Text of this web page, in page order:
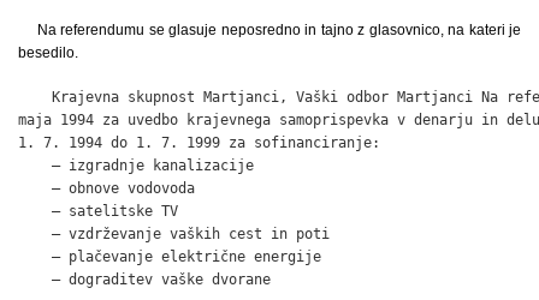
Na referendumu se glasuje neposredno in tajno z glasovnico, na kateri je
besedilo.
Krajevna skupnost Martjanci, Vaški odbor Martjanci Na
maja 1994 za uvedbo krajevnega samoprispevka v denarju in
1. 7. 1994 do 1. 7. 1999 za sofinanciranje:
    – izgradnje kanalizacije
    – obnove vodovoda
    – satelitske TV
    – vzdrževanje vaških cest in poti
    – plačevanje električne energije
    – dograditev vaške dvorane